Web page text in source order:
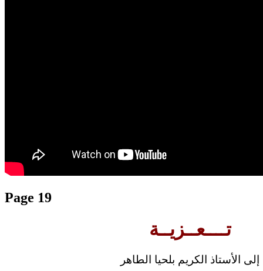
Page 19
تــــعــزيــة
إلى الأستاذ الكريم بلحيا الطاهر